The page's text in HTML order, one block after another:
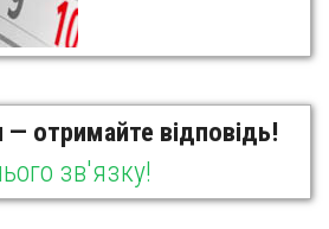
— отримайте відповідь!
зв'язку!